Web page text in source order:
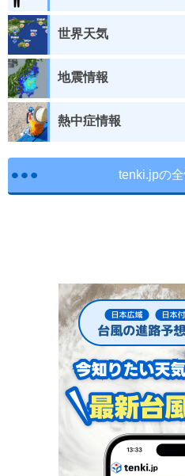
世界天気
地震情報
熱中症情報
tenki.jpの